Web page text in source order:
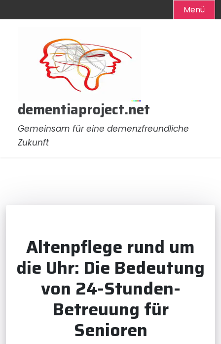
Menü
dementiaproject.net
Gemeinsam für eine demenzfreundliche
Zukunft
Altenpflege rund um
die Uhr: Die Bedeutung
von 24-Stunden-
Betreuung für
Senioren